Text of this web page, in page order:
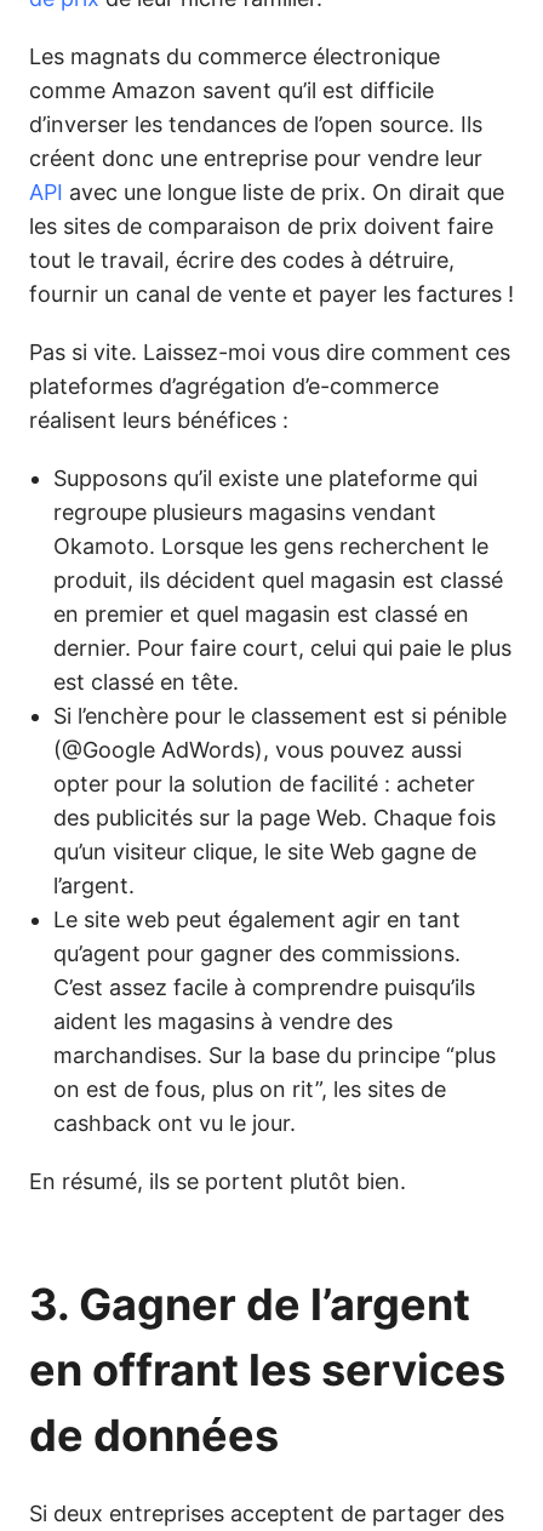
Les magnats du commerce électronique
comme Amazon savent qu’il est difficile
d’inverser les tendances de l’open source. Ils
créent donc une entreprise pour vendre leur
API avec une longue liste de prix. On dirait que
les sites de comparaison de prix doivent faire
tout le travail, écrire des codes à détruire,
fournir un canal de vente et payer les factures !
Pas si vite. Laissez-moi vous dire comment ces
plateformes d’agrégation d’e-commerce
réalisent leurs bénéfices :
Supposons qu’il existe une plateforme qui
regroupe plusieurs magasins vendant
Okamoto. Lorsque les gens recherchent le
produit, ils décident quel magasin est classé
en premier et quel magasin est classé en
dernier. Pour faire court, celui qui paie le plus
est classé en tête.
Si l’enchère pour le classement est si pénible
(@Google AdWords), vous pouvez aussi
opter pour la solution de facilité : acheter
des publicités sur la page Web. Chaque fois
qu’un visiteur clique, le site Web gagne de
l’argent.
Le site web peut également agir en tant
qu’agent pour gagner des commissions.
C’est assez facile à comprendre puisqu’ils
aident les magasins à vendre des
marchandises. Sur la base du principe “plus
on est de fous, plus on rit”, les sites de
cashback ont vu le jour.
En résumé, ils se portent plutôt bien.
3. Gagner de l’argent
en offrant les services
de données
Si deux entreprises acceptent de partager des